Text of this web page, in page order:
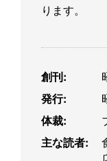
ります。
創刊:
発行:
体裁:
主な読者: